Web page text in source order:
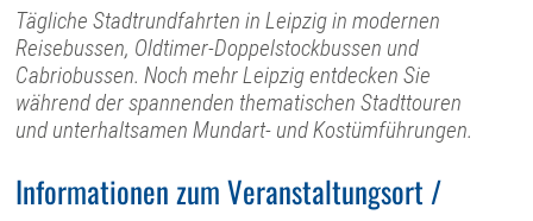
Tägliche Stadtrundfahrten in Leipzig in modernen
Reisebussen, Oldtimer-Doppelstockbussen und
Cabriobussen. Noch mehr Leipzig entdecken Sie
während der spannenden thematischen Stadttouren
und unterhaltsamen Mundart- und Kostümführungen.
Informationen zum Veranstaltungsort /